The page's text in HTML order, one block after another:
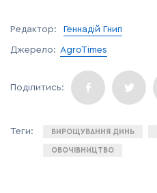
Редактор: Геннадій Гнип
Джерело: AgroTimes
ВИРОЩУВАННЯ ДИНЬ
ОВОЧІВНИЦТВО